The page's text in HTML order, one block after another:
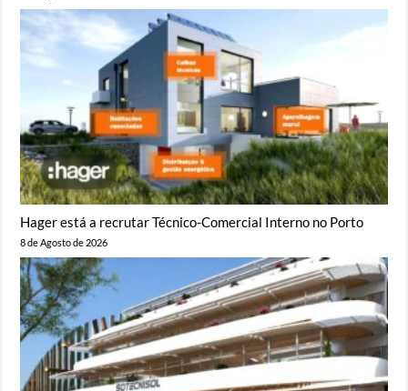
Hager está a recrutar Técnico-Comercial Interno no Porto
8 de Agosto de 2026